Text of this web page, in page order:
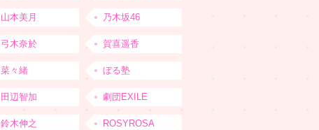
山本美月 乃木坂46
弓木奈於 賀喜遥香
菜々緒 ぼる塾
田辺智加 劇団EXILE
鈴木伸之 ROSYROSA